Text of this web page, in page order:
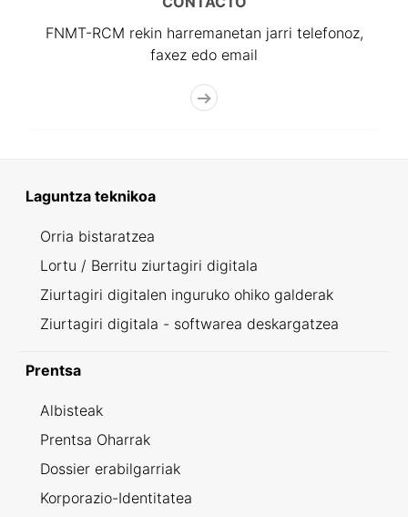
FNMT-RCM rekin harremanetan jarri telefonoz,
faxez edo email
Laguntza teknikoa
Orria bistaratzea
Lortu / Berritu ziurtagiri digitala
Ziurtagiri digitalen inguruko ohiko galderak
Ziurtagiri digitala - softwarea deskargatzea
Prentsa
Albisteak
Prentsa Oharrak
Dossier erabilgarriak
Korporazio-Identitatea